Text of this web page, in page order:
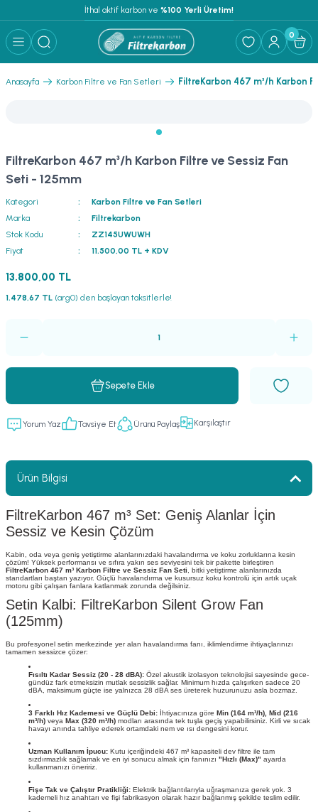
İthal aktif karbon ve %100 Yerli Üretim!
0
Anasayfa Karbon Filtre ve Fan Setleri FiltreKarbon 467 m³/h Karbon
FiltreKarbon 467 m³/h Karbon Filtre ve Sessiz Fan
Seti - 125mm
Kategori
Karbon Filtre ve Fan Setleri
Marka
Filtrekarbon
Stok Kodu
ZZ145UWUWH
Fiyat
11.500,00 TL + KDV
13.800,00 TL
1.478,67 TL (arg0) den başlayan taksitlerle!
Sepete Ekle
Yorum Yaz Tavsiye Et Ürünü Paylaş Karşılaştır
Ürün Bilgisi
FiltreKarbon 467 m³ Set: Geniş Alanlar İçin
Sessiz ve Kesin Çözüm
Kabin, oda veya geniş yetiştirme alanlarınızdaki havalandırma ve koku zorluklarına kesin
çözüm! Yüksek performansı ve sıfıra yakın ses seviyesini tek bir pakette birleştiren
FiltreKarbon 467 m³ Karbon Filtre ve Sessiz Fan Seti , bitki yetiştirme alanlarınızda
standartları baştan yazıyor. Güçlü havalandırma ve kusursuz koku kontrolü için artık uçak
motoru gibi çalışan fanlara katlanmak zorunda değilsiniz.
Setin Kalbi: FiltreKarbon Silent Grow Fan
(125mm)
Bu profesyonel setin merkezinde yer alan havalandırma fanı, iklimlendirme ihtiyaçlarınızı
tamamen sessizce çözer:
Fısıltı Kadar Sessiz (20 - 28 dBA): Özel akustik izolasyon teknolojisi sayesinde gece-
gündüz fark etmeksizin mutlak sessizlik sağlar. Minimum hızda çalışırken sadece 20
dBA, maksimum güçte ise yalnızca 28 dBA ses üreterek huzurunuzu asla bozmaz.
3 Farklı Hız Kademesi ve Güçlü Debi: İhtiyacınıza göre Min (164 m³/h), Mid (216
m³/h) veya Max (320 m³/h) modları arasında tek tuşla geçiş yapabilirsiniz. Kirli ve sıcak
havayı anında tahliye ederek ortamdaki nem ve ısı dengesini korur.
Uzman Kullanım İpucu: Kutu içeriğindeki 467 m³ kapasiteli dev filtre ile tam
sızdırmazlık sağlamak ve en iyi sonucu almak için fanınızı "Hızlı (Max)" ayarda
kullanmanızı öneririz.
Fişe Tak ve Çalıştır Pratikliği: Elektrik bağlantılarıyla uğraşmanıza gerek yok. 3
kademeli hız anahtarı ve fişi fabrikasyon olarak hazır bağlanmış şekilde teslim edilir.